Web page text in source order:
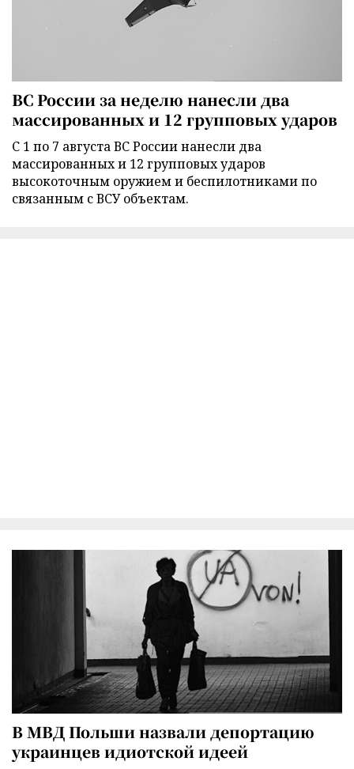
ВС России за неделю нанесли два
массированных и 12 групповых ударов
С 1 по 7 августа ВС России нанесли два
массированных и 12 групповых ударов
высокоточным оружием и беспилотниками по
связанным с ВСУ объектам.
В МВД Польши назвали депортацию
украинцев идиотской идеей